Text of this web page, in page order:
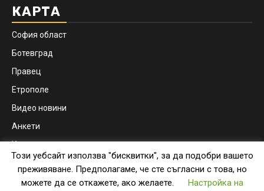
КАРТА
София област
Ботевград
Правец
Етрополе
Видео новини
Анкети
Контакти
Този уебсайт използва "бисквитки", за да подобри вашето
преживяване. Предполагаме, че сте съгласни с това, но
можете да се откажете, ако желаете.
Настройка на